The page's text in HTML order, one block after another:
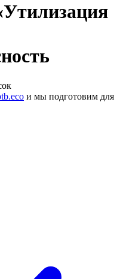
и мы подготовим для